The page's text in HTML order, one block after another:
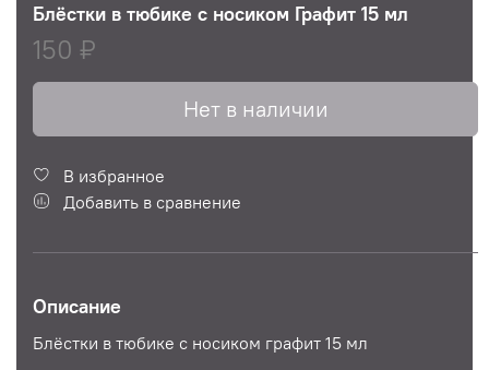
Блёстки в тюбике с носиком Графит 15 мл
150 ₽
Нет в наличии
В избранное
Добавить в сравнение
Описание
Блёстки в тюбике с носиком графит 15 мл